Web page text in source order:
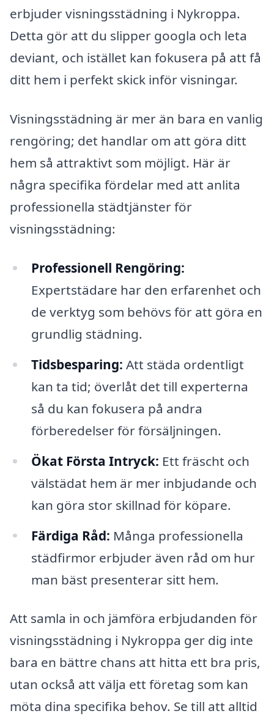
erbjuder visningsstädning i Nykroppa.
Detta gör att du slipper googla och leta
deviant, och istället kan fokusera på att få
ditt hem i perfekt skick inför visningar.
Visningsstädning är mer än bara en vanlig
rengöring; det handlar om att göra ditt
hem så attraktivt som möjligt. Här är
några specifika fördelar med att anlita
professionella städtjänster för
visningsstädning:
Professionell Rengöring:
Expertstädare har den erfarenhet och
de verktyg som behövs för att göra en
grundlig städning.
Tidsbesparing: Att städa ordentligt
kan ta tid; överlåt det till experterna
så du kan fokusera på andra
förberedelser för försäljningen.
Ökat Första Intryck: Ett fräscht och
välstädat hem är mer inbjudande och
kan göra stor skillnad för köpare.
Färdiga Råd: Många professionella
städfirmor erbjuder även råd om hur
man bäst presenterar sitt hem.
Att samla in och jämföra erbjudanden för
visningsstädning i Nykroppa ger dig inte
bara en bättre chans att hitta ett bra pris,
utan också att välja ett företag som kan
möta dina specifika behov. Se till att alltid